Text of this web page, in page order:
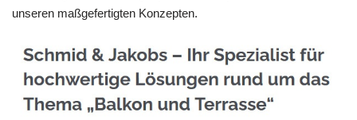
unseren maßgefertigten Konzepten.